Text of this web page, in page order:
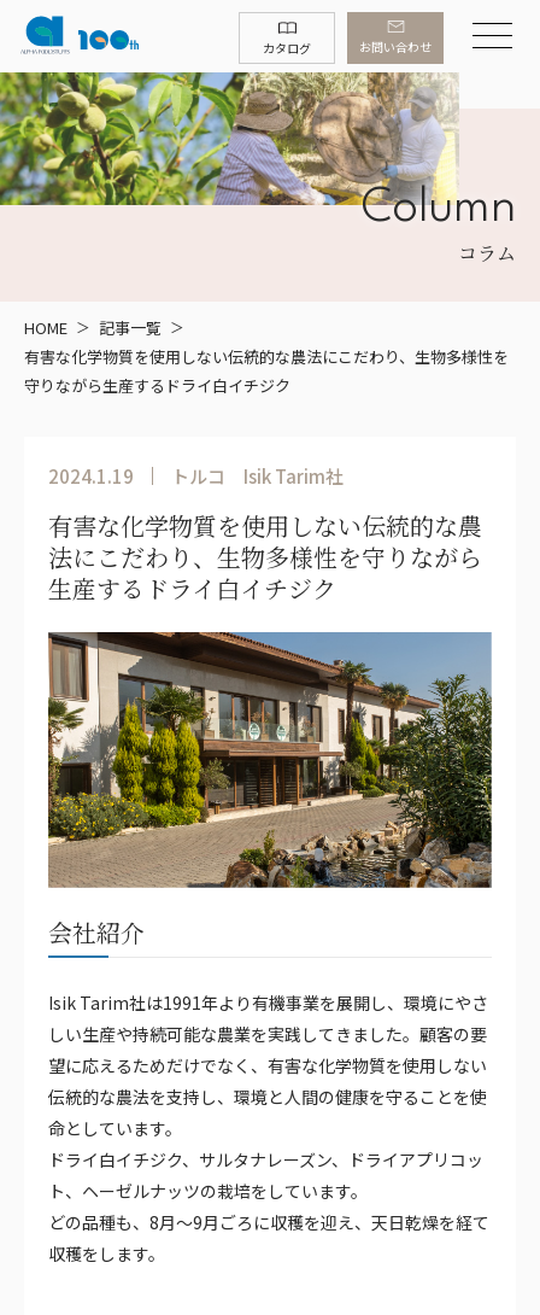
カタログ お問い合わせ
Column
コラム
HOME
記事一覧
有害な化学物質を使用しない伝統的な農法にこだわり、生物多様性を
守りながら生産するドライ白イチジク
2024.1.19 トルコ Isik Tarim社
有害な化学物質を使用しない伝統的な農
法にこだわり、生物多様性を守りながら
生産するドライ白イチジク
会社紹介
Isik Tarim社は1991年より有機事業を展開し、環境にやさ
しい生産や持続可能な農業を実践してきました。顧客の要
望に応えるためだけでなく、有害な化学物質を使用しない
伝統的な農法を支持し、環境と人間の健康を守ることを使
命としています。
ドライ白イチジク、サルタナレーズン、ドライアプリコッ
ト、ヘーゼルナッツの栽培をしています。
どの品種も、8月～9月ごろに収穫を迎え、天日乾燥を経て
収穫をします。